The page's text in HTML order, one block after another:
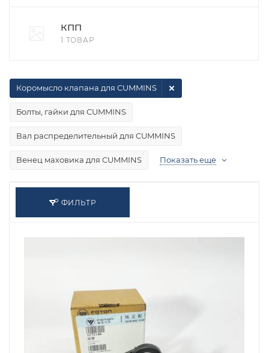
КПП
1 ТОВАР
Болты, гайки для CUMMINS
Вал распределительный для CUMMINS
Венец маховика для CUMMINS
Коромысло клапана для CUMMINS
Показать еще
ФИЛЬТР